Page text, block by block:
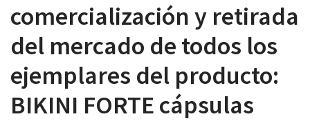
comercialización y retirada
del mercado de todos los
ejemplares del producto:
BIKINI FORTE cápsulas